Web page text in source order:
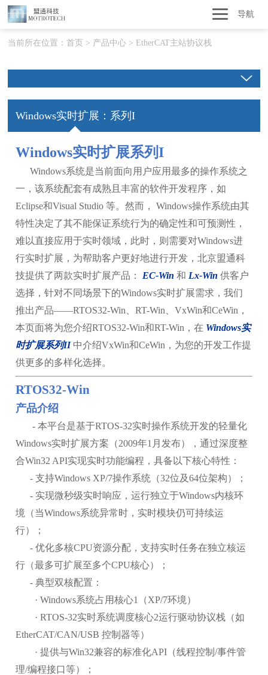
导航
当前所在位置：首页 > 产品中心 > EtherCAT主站协议栈
Windows实时扩展：系列I
Windows实时扩展系列I
Windows系统是当前面向用户应用最多的操作系统之
一，该系统配套有成熟且丰富的软件开发程序，如
Eclipse和Visual Studio 等。然而， Windows操作系统由其
特性决定了其不能保证系统行为的确定性和可预测性，
难以直接应用于实时领域，此时，则需要对Windows进
行实时扩展，为帮助客户更好地进行开发，北京盟通科
技提供了两款实时扩展产品： EC-Win 和 Lx-Win 供客户
选择，针对不同场景下的Windows实时扩展需求，我们
推出产品——RTOS32-Win、RT-Win、VxWin和CeWin，
本页面将为您介绍RTOS32-Win和RT-Win，在 Windows实
时扩展系列II 中介绍VxWin和CeWin，为您的开发工作提
供更多的多样化选择。
RTOS32-Win
产品介绍
- 本平台是基于RTOS-32实时操作系统开发的轻量化
Windows实时扩展方案（2009年1月发布），通过深度整
合Win32 API实现实时功能编程，具备以下核心特性：
- 支持Windows XP/7操作系统（32位及64位架构）；
- 实现微秒级实时响应，运行独立于Windows内核环
境（当Windows系统异常时，实时模块仍可持续运
行）；
- 优化多核CPU资源分配，支持实时任务在独立核运
行（最多可扩展至多个CPU核心）；
- 典型双核配置：
· Windows系统占用核心1（XP/7环境）
· RTOS-32实时系统调度核心2运行驱动协议栈（如
EtherCAT/CAN/USB 控制器等）
· 提供与Win32兼容的标准化API（线程控制/事件管
理/编程接口等）；